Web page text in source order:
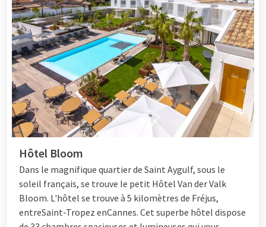
Hôtel Bloom
Dans le magnifique quartier de Saint Aygulf, sous le
soleil français, se trouve le petit Hôtel Van der Valk
Bloom. L'hôtel se trouve à 5 kilomètres de Fréjus,
entreSaint-Tropez enCannes. Cet superbe hôtel dispose